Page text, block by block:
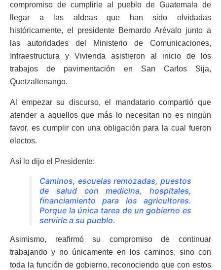
compromiso de cumplirle al pueblo de Guatemala de
llegar a las aldeas que han sido olvidadas
históricamente, el presidente Bernardo Arévalo junto a
las autoridades del Ministerio de Comunicaciones,
Infraestructura y Vivienda asistieron al inicio de los
trabajos de pavimentación en San Carlos Sija,
Quetzaltenango.
Al empezar su discurso, el mandatario compartió que
atender a aquellos que más lo necesitan no es ningún
favor, es cumplir con una obligación para la cual fueron
electos.
Así lo dijo el Presidente:
Caminos, escuelas remozadas, puestos
de salud con medicina, hospitales,
financiamiento para los agricultores.
Porque la única tarea de un gobierno es
servirle a su pueblo.
Asimismo, reafirmó su compromiso de continuar
trabajando y no únicamente en los caminos, sino con
toda la función de gobierno, reconociendo que con estos